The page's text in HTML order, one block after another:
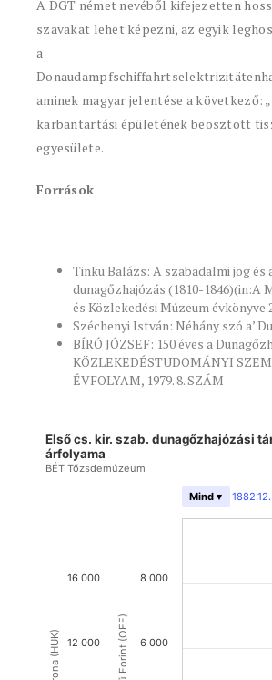
A DGT német nevéből kifejezetten
szavakat lehet képezni, az egyik
a
aminek magyar jelentése a következő:
karbantartási épületének beosztott
egyesülete.
Források
Tinku Balázs: A szabadalmi jog és
dunagőzhajózás (1810-1846)(in:A
és Közlekedési Múzeum évkönyve
Széchenyi István: Néhány szó a’
BÍRÓ JÓZSEF: 150 éves a
KÖZLEKEDÉSTUDOMÁNYI
ÉVFOLYAM, 1979. 8. SZÁM
Első cs. kir. szab. dunagőzhajózási
árfolyama
BÉT Tőzsdemúzeum
Mind ▾
6 000
8 000
12 000
16 000